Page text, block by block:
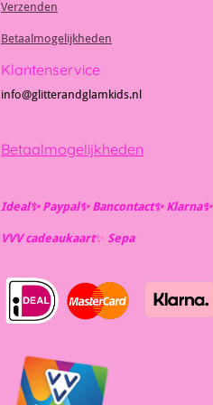
Verzenden
Betaalmogelijkheden
Klantenservice
info@glitterandglamkids.nl
Betaalmogelijkheden
Ideal✨️ Paypal✨️ Bancontact✨️ Klarna✨️
VVV cadeaukaart✨️ Sepa